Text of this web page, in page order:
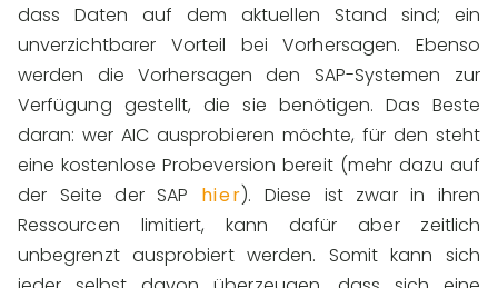
dass Daten auf dem aktuellen Stand sind; ein
unverzichtbarer Vorteil bei Vorhersagen. Ebenso
werden die Vorhersagen den SAP-Systemen zur
Verfügung gestellt, die sie benötigen. Das Beste
daran: wer AIC ausprobieren möchte, für den steht
eine kostenlose Probeversion bereit (mehr dazu auf
der Seite der SAP hier). Diese ist zwar in ihren
Ressourcen limitiert, kann dafür aber zeitlich
unbegrenzt ausprobiert werden. Somit kann sich